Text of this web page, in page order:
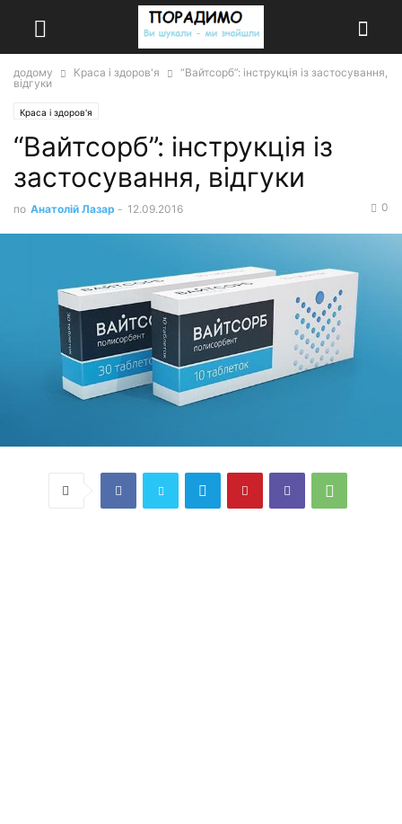
додому Краса і здоров'я
“Вайтсорб”: інструкція із застосування,
відгуки
Краса і здоров'я
“Вайтсорб”: інструкція із
застосування, відгуки
по Анатолій Лазар - 12.09.2016 0